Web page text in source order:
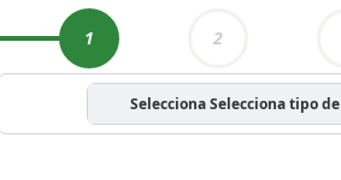
1 2
Selecciona Selecciona tipo